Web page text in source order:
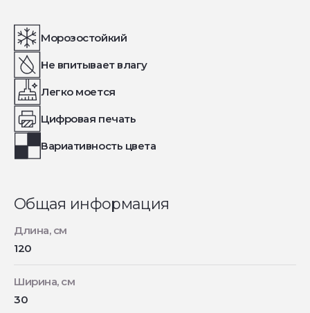
Морозостойкий
Не впитывает влагу
Легко моется
Цифровая печать
Вариативность цвета
Общая информация
Длина, см
120
Ширина, см
30